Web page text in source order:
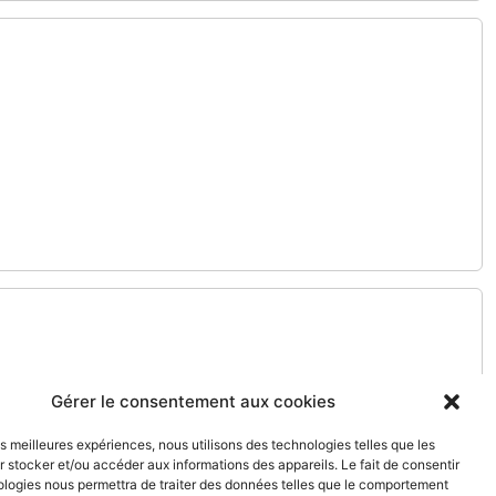
Gérer le consentement aux cookies
meilleures expériences, nous utilisons des technologies telles que les
stocker et/ou accéder aux informations des appareils. Le fait de consentir
nous permettra de traiter des données telles que le comportement